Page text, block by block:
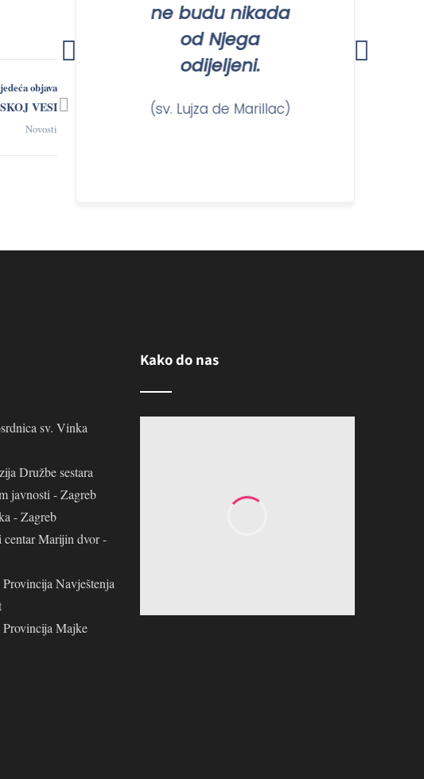
objava
VESI
Novosti
ne budu nikada
od Njega
odijeljeni.
(sv. Lujza de Marillac)
sv. Vinka
Družbe sestara
javnosti - Zagreb
- Zagreb
Marijin dvor -
Navještenja
Provincija Majke
Kako do nas